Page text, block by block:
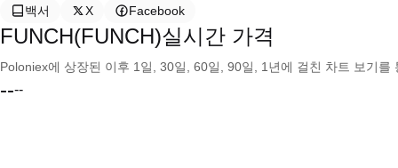
백서
X Facebook
FUNCH(FUNCH)실시간 가격
Poloniex에 상장된 이후 1일, 30일, 60일, 90일, 1년에 걸친 차트 보기
----